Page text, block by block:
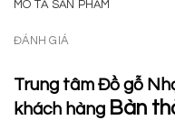
MÔ TẢ SẢN PHẨM
ĐÁNH GIÁ
Trung tâm Đồ gỗ
khách hàng Bàn